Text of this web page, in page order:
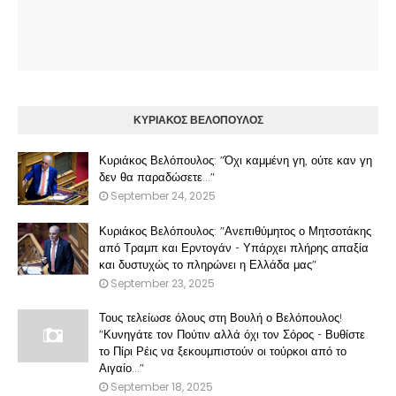
ΚΥΡΙΑΚΟΣ ΒΕΛΟΠΟΥΛΟΣ
Κυριάκος Βελόπουλος: "Όχι καμμένη γη, ούτε καν γη
δεν θα παραδώσετε..."
September 24, 2025
Κυριάκος Βελόπουλος: "Ανεπιθύμητος ο Μητσοτάκης
από Τραμπ και Ερντογάν - Υπάρχει πλήρης απαξία
και δυστυχώς το πληρώνει η Ελλάδα μας"
September 23, 2025
Τους τελείωσε όλους στη Βουλή ο Βελόπουλος!
"Κυνηγάτε τον Πούτιν αλλά όχι τον Σόρος - Βυθίστε
το Πίρι Ρέις να ξεκουμπιστούν οι τούρκοι από το
Αιγαίο..."
September 18, 2025